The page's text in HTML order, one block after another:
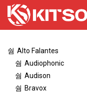
Alto Falantes
Audiophonic
Audison
Bravox